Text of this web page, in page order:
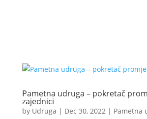
Pametna udruga – pokretač
zajednici
by Udruga | Dec 30, 2022| Pametna